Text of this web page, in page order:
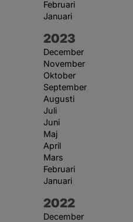
Februari
Januari
År:
2023
December
November
Oktober
September
Augusti
Juli
Juni
Maj
April
Mars
Februari
Januari
År:
2022
December